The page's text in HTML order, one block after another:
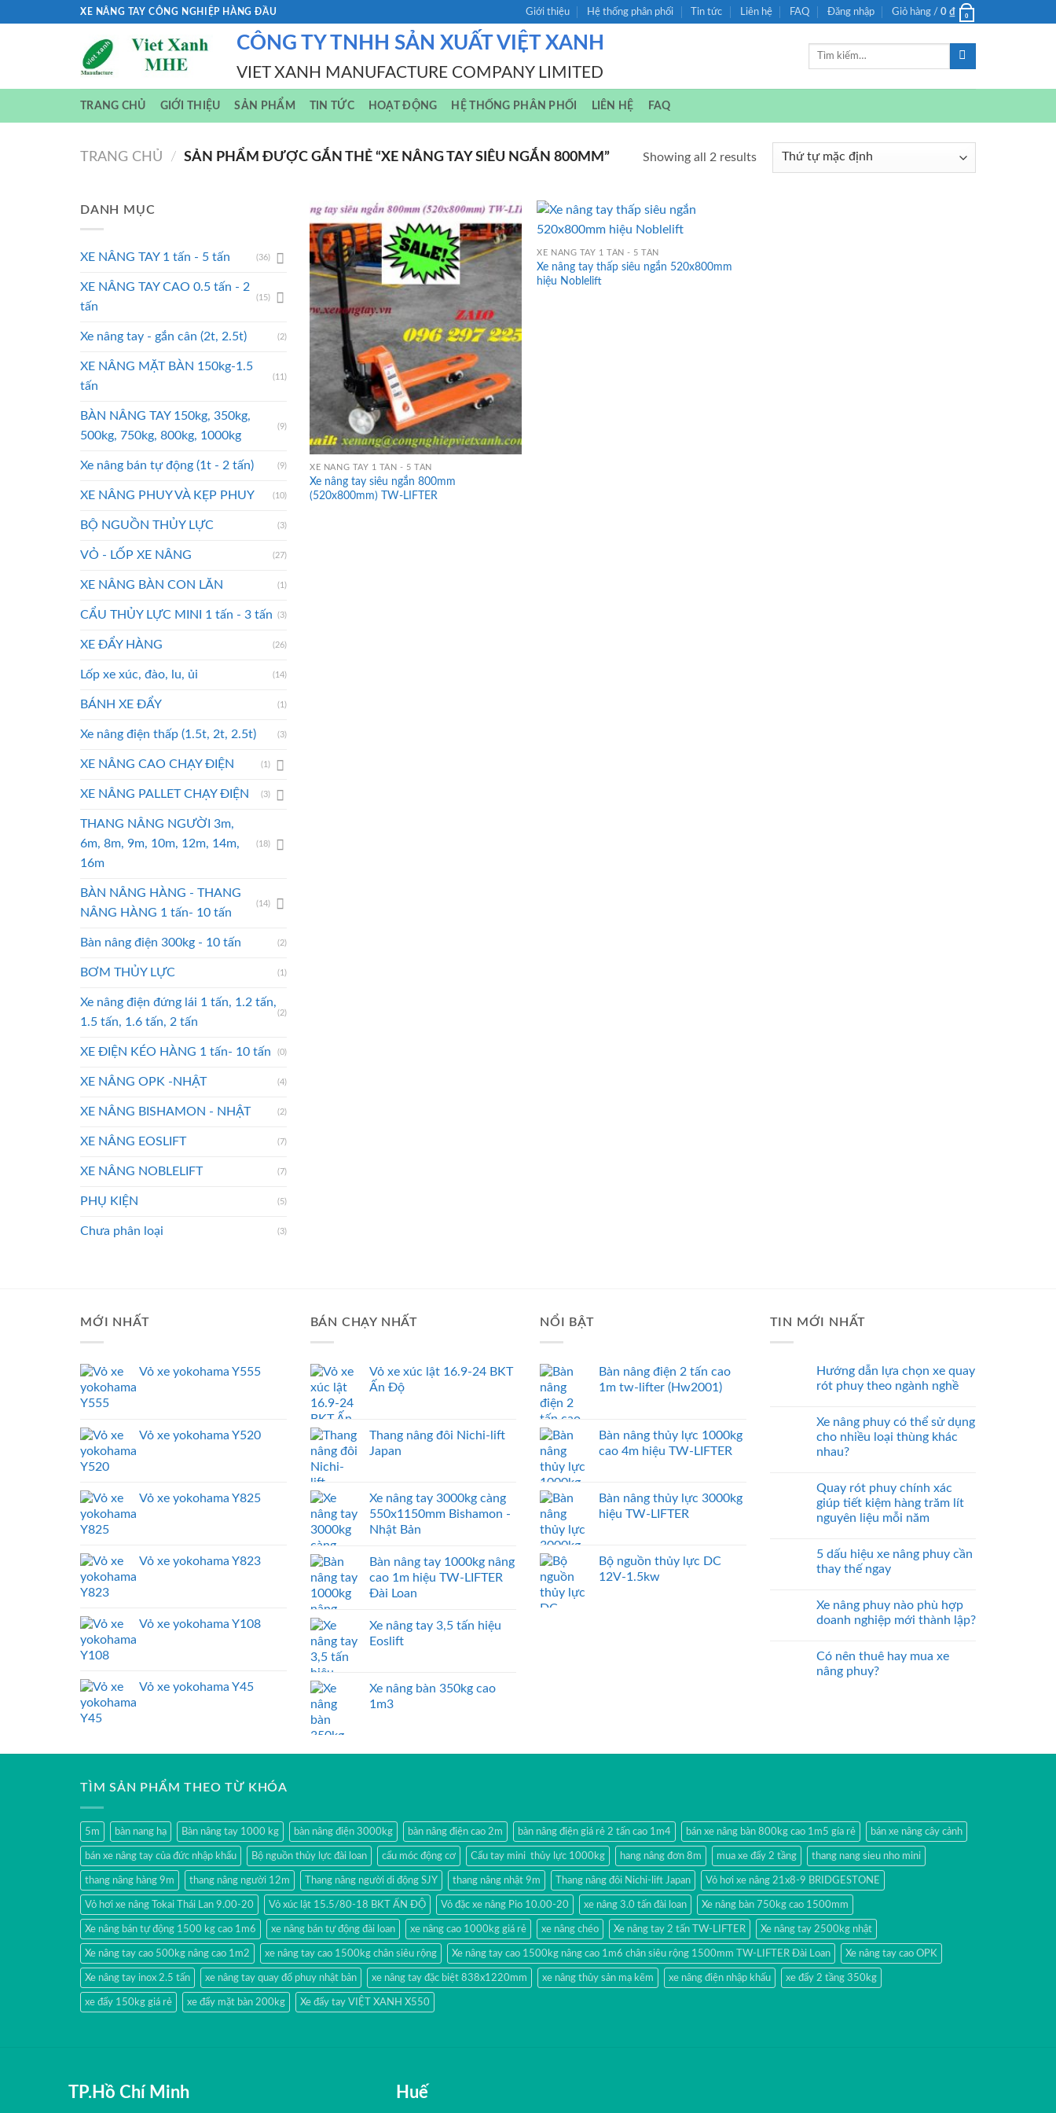
XE NÂNG TAY CÔNG NGHIỆP HÀNG ĐẦU Giới thiệu Hệ thống phân phối Tin tức Liên hệ FAQ Đăng nhập Giỏ hàng / 0 ₫ 0
CÔNG TY TNHH SẢN XUẤT VIỆT XANH
VIET XANH MANUFACTURE COMPANY LIMITED
Tìm
TRANG CHỦ GIỚI THIỆU SẢN PHẨM TIN TỨC HOẠT ĐỘNG HỆ THỐNG PHÂN PHỐI LIÊN HỆ FAQ
TRANG CHỦ / SẢN PHẨM ĐƯỢC GẮN THẺ “XE NÂNG TAY SIÊU NGẮN 800MM” Showing all 2 results
DANH MỤC
XE NÂNG TAY 1 tấn - 5 tấn (36)
XE NÂNG TAY CAO 0.5 tấn - 2
tấn
(15)
Xe nâng tay - gắn cân (2t, 2.5t) (2)
XE NÂNG MẶT BÀN 150kg-1.5
tấn
(11)
BÀN NÂNG TAY 150kg, 350kg,
500kg, 750kg, 800kg, 1000kg
(9)
Xe nâng bán tự động (1t - 2 tấn) (9)
XE NÂNG PHUY VÀ KẸP PHUY (10)
BỘ NGUỒN THỦY LỰC (3)
VỎ - LỐP XE NÂNG (27)
XE NÂNG BÀN CON LĂN (1)
CẨU THỦY LỰC MINI 1 tấn - 3 tấn (3)
XE ĐẨY HÀNG (26)
Lốp xe xúc, đào, lu, ủi (14)
BÁNH XE ĐẨY (1)
Xe nâng điện thấp (1.5t, 2t, 2.5t) (3)
XE NÂNG CAO CHẠY ĐIỆN (1)
XE NÂNG PALLET CHẠY ĐIỆN (3)
THANG NÂNG NGƯỜI 3m,
6m, 8m, 9m, 10m, 12m, 14m,
16m
(18)
BÀN NÂNG HÀNG - THANG
NÂNG HÀNG 1 tấn- 10 tấn
(14)
Bàn nâng điện 300kg - 10 tấn (2)
BƠM THỦY LỰC (1)
Xe nâng điện đứng lái 1 tấn, 1.2 tấn,
1.5 tấn, 1.6 tấn, 2 tấn
(2)
XE ĐIỆN KÉO HÀNG 1 tấn- 10 tấn (0)
XE NÂNG OPK -NHẬT (4)
XE NÂNG BISHAMON - NHẬT (2)
XE NÂNG EOSLIFT (7)
XE NÂNG NOBLELIFT (7)
PHỤ KIỆN (5)
Chưa phân loại (3)
XE NÂNG TAY 1 TẤN - 5 TẤN
Xe nâng tay siêu ngắn 800mm
(520x800mm) TW-LIFTER
XE NÂNG TAY 1 TẤN - 5 TẤN
Xe nâng tay thấp siêu ngắn 520x800mm
hiệu Noblelift
MỚI NHẤT
Vỏ xe yokohama Y555
Vỏ xe yokohama Y520
Vỏ xe yokohama Y825
Vỏ xe yokohama Y823
Vỏ xe yokohama Y108
Vỏ xe yokohama Y45
BÁN CHẠY NHẤT
Vỏ xe xúc lật 16.9-24 BKT
Ấn Độ
Thang nâng đôi Nichi-lift
Japan
Xe nâng tay 3000kg càng
550x1150mm Bishamon -
Nhật Bản
Bàn nâng tay 1000kg nâng
cao 1m hiệu TW-LIFTER
Đài Loan
Xe nâng tay 3,5 tấn hiệu
Eoslift
Xe nâng bàn 350kg cao
1m3
NỔI BẬT
Bàn nâng điện 2 tấn cao
1m tw-lifter (Hw2001)
Bàn nâng thủy lực 1000kg
cao 4m hiệu TW-LIFTER
Bàn nâng thủy lực 3000kg
hiệu TW-LIFTER
Bộ nguồn thủy lực DC
12V-1.5kw
TIN MỚI NHẤT
Hướng dẫn lựa chọn xe quay
rót phuy theo ngành nghề
Xe nâng phuy có thể sử dụng
cho nhiều loại thùng khác
nhau?
Quay rót phuy chính xác
giúp tiết kiệm hàng trăm lít
nguyên liệu mỗi năm
5 dấu hiệu xe nâng phuy cần
thay thế ngay
Xe nâng phuy nào phù hợp
doanh nghiệp mới thành lập?
Có nên thuê hay mua xe
nâng phuy?
TÌM SẢN PHẨM THEO TỪ KHÓA
5m bàn nang hạ Bàn nâng tay 1000 kg bàn nâng điện 3000kg bàn nâng điện cao 2m bàn nâng điện giá rẻ 2 tấn cao 1m4 bán xe nâng bàn 800kg cao 1m5 gía rẻ bán xe nâng cây cảnh
bán xe nâng tay của đức nhập khẩu Bộ nguồn thủy lực đài loan cẩu móc động cơ Cẩu tay mini thủy lực 1000kg hang nâng đơn 8m mua xe đẩy 2 tầng thang nang sieu nho mini
thang nâng hàng 9m thang nâng người 12m Thang nâng người di động SJY thang nâng nhật 9m Thang nâng đôi Nichi-lift Japan Vỏ hơi xe nâng 21x8-9 BRIDGESTONE
Vỏ hơi xe nâng Tokai Thái Lan 9.00-20 Vỏ xúc lật 15.5/80-18 BKT ẤN ĐỘ Vỏ đặc xe nâng Pio 10.00-20 xe nâng 3.0 tấn đài loan Xe nâng bàn 750kg cao 1500mm
Xe nâng bán tự động 1500 kg cao 1m6 xe nâng bán tự động đài loan xe nâng cao 1000kg giá rẻ xe nâng chéo Xe nâng tay 2 tấn TW-LIFTER Xe nâng tay 2500kg nhật
Xe nâng tay cao 500kg nâng cao 1m2 xe nâng tay cao 1500kg chân siêu rộng Xe nâng tay cao 1500kg nâng cao 1m6 chân siêu rộng 1500mm TW-LIFTER Đài Loan Xe nâng tay cao OPK
Xe nâng tay inox 2.5 tấn xe nâng tay quay đổ phuy nhật bản xe nâng tay đặc biệt 838x1220mm xe nâng thủy sản mạ kẽm xe nâng điện nhập khấu xe đẩy 2 tầng 350kg
xe đẩy 150kg giá rẻ xe đẩy mặt bàn 200kg Xe đẩy tay VIỆT XANH X550
TP.Hồ Chí Minh Huế